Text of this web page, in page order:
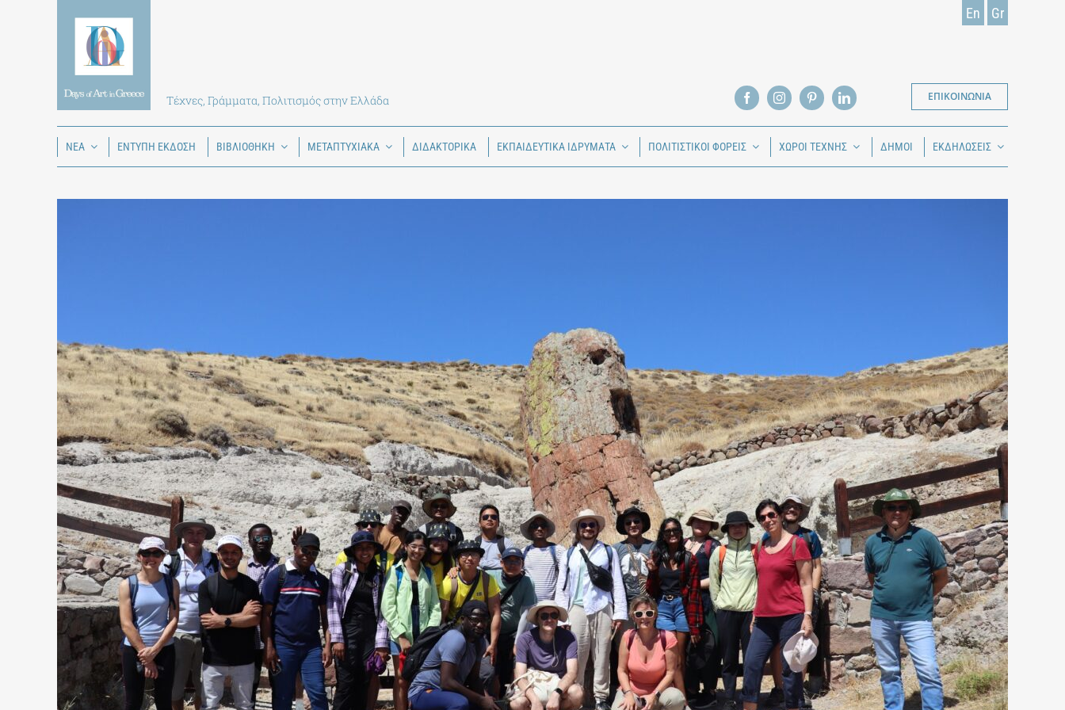
Τέχνες, Γράμματα, Πολιτισμός στην Ελλάδα
En Gr
ΕΠΙΚΟΙΝΩΝΙΑ
ΝΕΑ ΕΝΤΥΠΗ ΕΚΔΟΣΗ ΒΙΒΛΙΟΘΗΚΗ ΜΕΤΑΠΤΥΧΙΑΚΑ ΔΙΔΑΚΤΟΡΙΚΑ ΕΚΠΑΙΔΕΥΤΙΚΑ ΙΔΡΥΜΑΤΑ ΠΟΛΙΤΙΣΤΙΚΟΙ ΦΟΡΕΙΣ ΧΩΡΟΙ ΤΕΧΝΗΣ ΔΗΜΟΙ ΕΚΔΗΛΩΣΕΙΣ